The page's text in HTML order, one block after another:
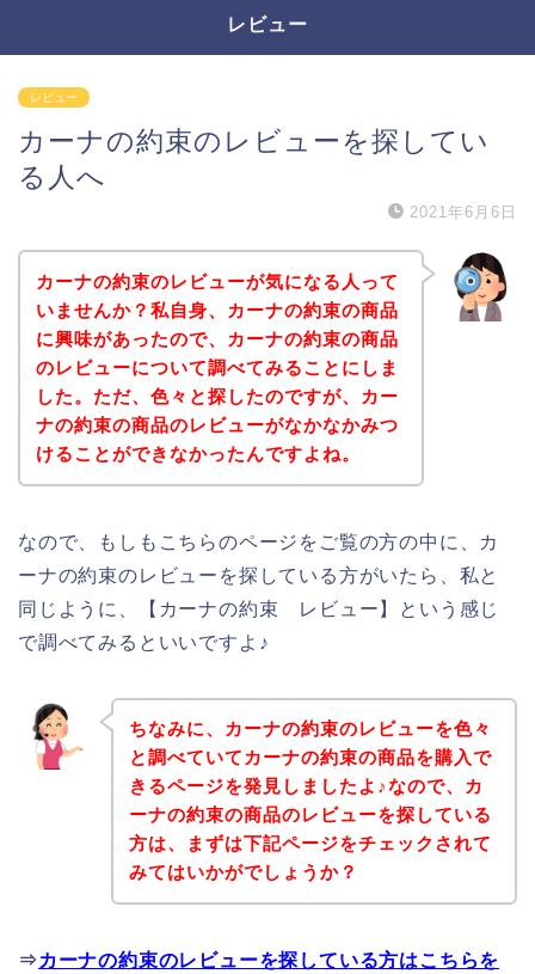
レビュー
レビュー
カーナの約束のレビューを探してい
る人へ
2021年6月6日
カーナの約束のレビューが気になる人って
いませんか？私自身、カーナの約束の商品
に興味があったので、カーナの約束の商品
のレビューについて調べてみることにしま
した。ただ、色々と探したのですが、カー
ナの約束の商品のレビューがなかなかみつ
けることができなかったんですよね。
なので、もしもこちらのページをご覧の方の中に、カ
ーナの約束のレビューを探している方がいたら、私と
同じように、【カーナの約束 レビュー】という感じ
で調べてみるといいですよ♪
ちなみに、カーナの約束のレビューを色々
と調べていてカーナの約束の商品を購入で
きるページを発見しましたよ♪なので、カ
ーナの約束の商品のレビューを探している
方は、まずは下記ページをチェックされて
みてはいかがでしょうか？
⇒ カーナの約束のレビューを探している方はこちらを